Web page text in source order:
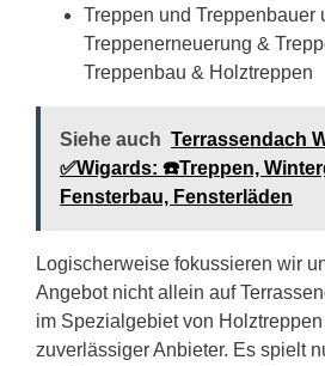
Treppen und Treppenbauer
Treppenerneuerung &
Treppenbau & Holztreppen
Siehe auch Terrassendach
✅Wigards: ☎️Treppen,
Fensterbau, Fensterläden
Logischerweise fokussieren wir
Angebot nicht allein auf
im Spezialgebiet von
zuverlässiger Anbieter. Es spielt